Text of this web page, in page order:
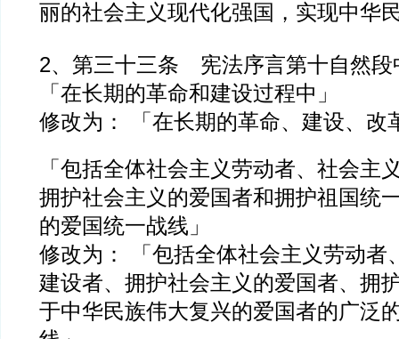
丽的社会主义现代化强国，实现中华
2、第三十三条 宪法序言第十自然
「在长期的革命和建设过程中」
修改为： 「在长期的革命、建设、改
「包括全体社会主义劳动者、社会主
拥护社会主义的爱国者和拥护祖国统
的爱国统一战线」
修改为： 「包括全体社会主义劳动者
建设者、拥护社会主义的爱国者、拥
于中华民族伟大复兴的爱国者的广泛